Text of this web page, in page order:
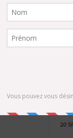
DESSINATEUR
20